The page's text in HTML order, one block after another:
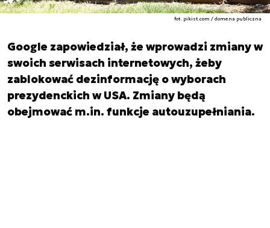
fot. pikist.com / domena publiczna
Google zapowiedział, że wprowadzi zmiany w
swoich serwisach internetowych, żeby
zablokować dezinformację o wyborach
prezydenckich w USA. Zmiany będą
obejmować m.in. funkcje autouzupełniania.